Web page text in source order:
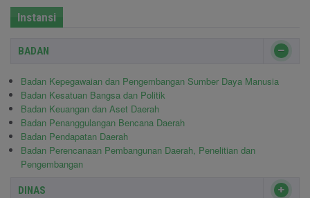
Instansi
BADAN
Badan Kepegawaian dan Pengembangan Sumber Daya Manusia
Badan Kesatuan Bangsa dan Politik
Badan Keuangan dan Aset Daerah
Badan Penanggulangan Bencana Daerah
Badan Pendapatan Daerah
Badan Perencanaan Pembangunan Daerah, Penelitian dan
Pengembangan
DINAS